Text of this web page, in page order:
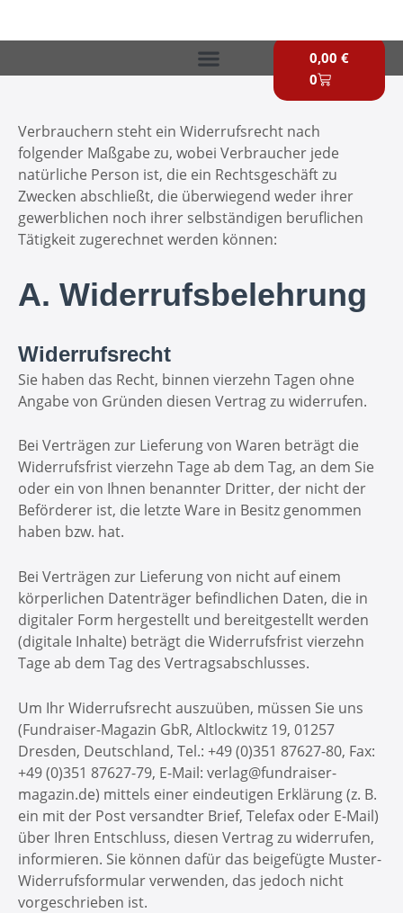
0,00 €
0
Warenkorb
Verbrauchern steht ein Widerrufsrecht nach
folgender Maßgabe zu, wobei Verbraucher jede
natürliche Person ist, die ein Rechtsgeschäft zu
Zwecken abschließt, die überwiegend weder ihrer
gewerblichen noch ihrer selbständigen beruflichen
Tätigkeit zugerechnet werden können:
A. Widerrufsbelehrung
Widerrufsrecht
Sie haben das Recht, binnen vierzehn Tagen ohne
Angabe von Gründen diesen Vertrag zu widerrufen.
Bei Verträgen zur Lieferung von Waren beträgt die
Widerrufsfrist vierzehn Tage ab dem Tag, an dem Sie
oder ein von Ihnen benannter Dritter, der nicht der
Beförderer ist, die letzte Ware in Besitz genommen
haben bzw. hat.
Bei Verträgen zur Lieferung von nicht auf einem
körperlichen Datenträger befindlichen Daten, die in
digitaler Form hergestellt und bereitgestellt werden
(digitale Inhalte) beträgt die Widerrufsfrist vierzehn
Tage ab dem Tag des Vertragsabschlusses.
Um Ihr Widerrufsrecht auszuüben, müssen Sie uns
(Fundraiser-Magazin GbR, Altlockwitz 19, 01257
Dresden, Deutschland, Tel.: +49 (0)351 87627-80, Fax:
+49 (0)351 87627-79, E-Mail: verlag@fundraiser-
magazin.de) mittels einer eindeutigen Erklärung (z. B.
ein mit der Post versandter Brief, Telefax oder E-Mail)
über Ihren Entschluss, diesen Vertrag zu widerrufen,
informieren. Sie können dafür das beigefügte Muster-
Widerrufsformular verwenden, das jedoch nicht
vorgeschrieben ist.